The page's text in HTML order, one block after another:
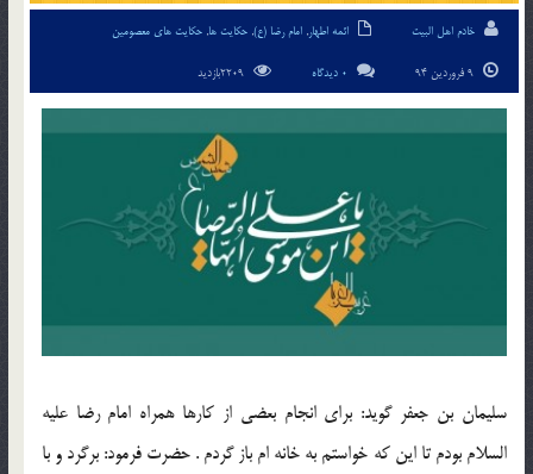
خادم اهل البیت ائمه اطهار, امام رضا (ع), حکایت ها, حکایت های معصومین
0 دیدگاه
سليمان بن جعفر گويد: براي انجام بعضي از كارها همراه امام رضا عليه
السلام بودم تا اين كه خواستم به خانه ام باز گردم . حضرت فرمود: برگرد و با